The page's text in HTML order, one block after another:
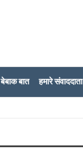
बेबाक बात हमारे संवाददाता